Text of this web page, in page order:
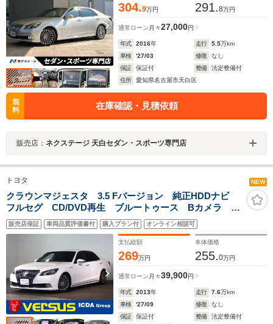
304.9万円 291.8万円
通常ローン 月々27,000円
年式 2016年 走行 5.5万km
車検
'27/03 修復
なし
保証
保証付 整備
法定整備付
住所
愛知県名古屋市天白区
無
料
在庫確認・見積依頼
販売店： ネクステージ 天白セダン・スポーツ専門店
トヨタ NEW
クラウンマジェスタ 3.5 Fバージョン 純正HDDナビ
フルセグ CD/DVD再生 ブルートゥース Bカメラ
ETC クルーズコントロール LEDオートライト サン
ルーフ 革シート ローダウン トヨタセーフティセン
販売店保証 車両品質評価書付 購入プラン付 オンライン相談可
支払総額
269万円
本体価格
255.0万円
通常ローン 月々39,900円
年式 2013年 走行 7.6万km
車検
'27/09 修復
なし
保証
保証付 整備
法定整備付